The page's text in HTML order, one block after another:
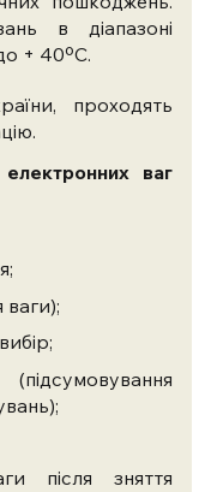
в діапазоні
+ 40ºС.
проходять
ваг
ваги);
після зняття